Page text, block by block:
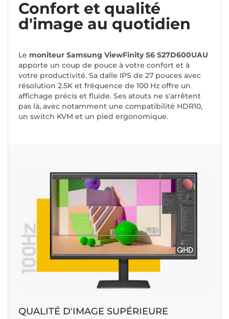
Confort et qualité
d'image au quotidien
Le moniteur Samsung ViewFinity S6 S27D600UAU
apporte un coup de pouce à votre confort et à
votre productivité. Sa dalle IPS de 27 pouces avec
résolution 2.5K et fréquence de 100 Hz offre un
affichage précis et fluide. Ses atouts ne s'arrêtent
pas là, avec notamment une compatibilité HDR10,
un switch KVM et un pied ergonomique.
QUALITÉ D'IMAGE SUPÉRIEURE